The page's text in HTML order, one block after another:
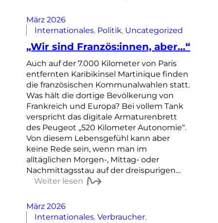
März 2026
Internationales, Politik, Uncategorized
„Wir sind Französ:innen, aber…“
Auch auf der 7.000 Kilometer von Paris
entfernten Karibikinsel Martinique finden
die französischen Kommunalwahlen statt.
Was hält die dortige Bevölkerung von
Frankreich und Europa? Bei vollem Tank
verspricht das digitale Armaturenbrett
des Peugeot „520 Kilometer Autonomie“.
Von diesem Lebensgefühl kann aber
keine Rede sein, wenn man im
alltäglichen Morgen-, Mittag- oder
Nachmittagsstau auf der dreispurigen…
Weiter lesen
März 2026
Internationales, Verbraucher